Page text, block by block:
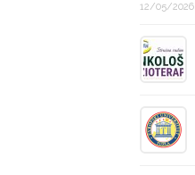
12/05/2026